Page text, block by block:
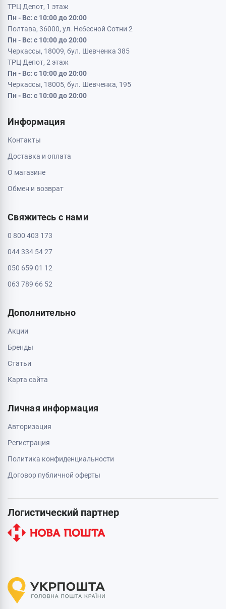
ТРЦ Депот, 1 этаж
Пн - Вс: с 10:00 до 20:00
Полтава, 36000, ул. Небесной Сотни 2
Пн - Вс: с 10:00 до 20:00
Черкассы, 18009, бул. Шевченка 385
ТРЦ Депот, 2 этаж
Пн - Вс: с 10:00 до 20:00
Черкассы, 18005, бул. Шевченка, 195
Пн - Вс: с 10:00 до 20:00
Информация
Контакты
Доставка и оплата
О магазине
Обмен и возврат
Свяжитесь с нами
0 800 403 173
044 334 54 27
050 659 01 12
063 789 66 52
Дополнительно
Акции
Бренды
Статьи
Карта сайта
Личная информация
Авторизация
Регистрация
Политика конфиденциальности
Договор публичной оферты
Логистический партнер